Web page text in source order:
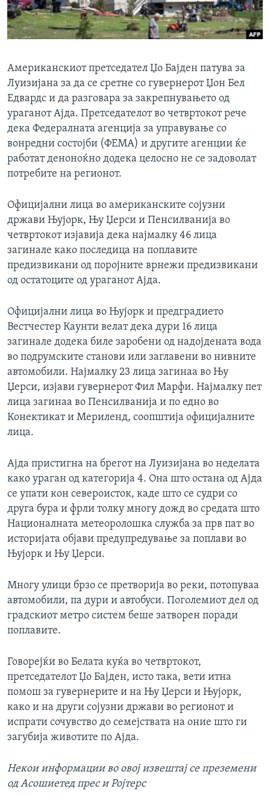
ИНТЕРВЈУА
Јазици
Американскиот претседател Џо Бајден патува за
Луизијана за да се сретне со гувернерот Џон Бел
Едвардс и да разговара за закрепнувањето од
ураганот Ајда. Претседателот во четвртокот рече
дека Федералната агенција за управување со
вонредни состојби (ФЕМА) и другите агенции ќе
работат деноноќно додека целосно не се задоволат
потребите на регионот.
Официјални лица во американските сојузни
држави Њујорк, Њу Џерси и Пенсилванија во
четвртокот изјавија дека најмалку 46 лица
загинале како последица на поплавите
предизвикани од поројните врнежи предизвикани
од остатоците од ураганот Ајда.
Официјални лица во Њујорк и предградието
Вестчестер Каунти велат дека дури 16 лица
загинале додека биле заробени од надојдената вода
во подрумските станови или заглавени во нивните
автомобили. Најмалку 23 лица загинаа во Њу
Џерси, изјави гувернерот Фил Марфи. Најмалку пет
лица загинаа во Пенсилванија и по едно во
Конектикат и Мериленд, соопштија официјалните
лица.
Ајда пристигна на брегот на Луизијана во неделата
како ураган од категорија 4. Она што остана од Ајда
се упати кон североисток, каде што се судри со
друга бура и фрли толку многу дожд во средата што
Националната метеоролошка служба за прв пат во
историјата објави предупредување за поплави во
Њујорк и Њу Џерси.
Многу улици брзо се претворија во реки, потопуваа
автомобили, па дури и автобуси. Поголемиот дел од
градскиот метро систем беше затворен поради
поплавите.
Говорејќи во Белата куќа во четвртокот,
претседателот Џо Бајден, исто така, вети итна
помош за гувернерите и на Њу Џерси и Њујорк,
како и на други сојузни држави во регионот и
испрати сочувство до семејствата на оние што ги
загубија животите по Ајда.
Некои информации во овој извештај се преземени
од Асошиетед прес и Ројтерс